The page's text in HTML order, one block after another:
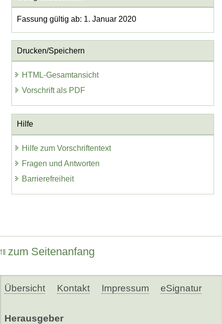
Fassung gültig ab: 1. Januar 2020
Drucken/Speichern
HTML-Gesamtansicht
Vorschrift als PDF
Hilfe
Hilfe zum Vorschriftentext
Fragen und Antworten
Barrierefreiheit
zum Seitenanfang
Übersicht Kontakt Impressum eSignatur
Herausgeber